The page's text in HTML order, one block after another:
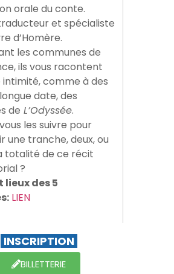
orale du conte.
et spécialiste
d’Homère.
les communes de
ils vous racontent
comme à des
date, des
de L’Odyssée.
les suivre pour
une tranche, deux, ou
totalité de ce récit
?
lieux des 5
LIEN
INSCRIPTION
BILLETTERIE